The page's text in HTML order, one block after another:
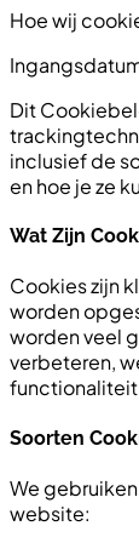
Hoe wij
Dit
inclusief de
en hoe je ze
Wat Zijn
Cookies zijn
worden
worden veel
verbeteren,
Soorten
We
website: